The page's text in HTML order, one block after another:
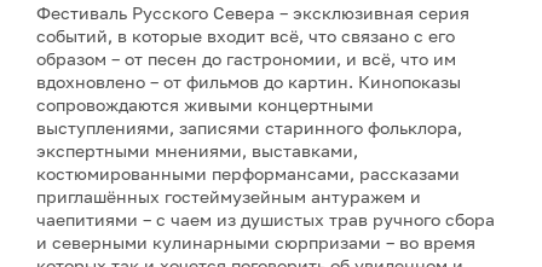
Фестиваль Русского Севера – эксклюзивная серия
событий, в которые входит всё, что связано с его
образом – от песен до гастрономии, и всё, что им
вдохновлено – от фильмов до картин. Кинопоказы
сопровождаются живыми концертными
выступлениями, записями старинного фольклора,
экспертными мнениями, выставками,
костюмированными перформансами, рассказами
приглашённых гостеймузейным антуражем и
чаепитиями – с чаем из душистых трав ручного сбора
и северными кулинарными сюрпризами – во время